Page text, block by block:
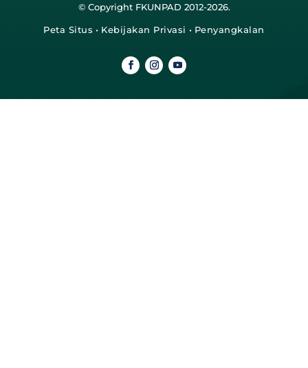
© Copyright FKUNPAD 2012-2026.
Peta Situs • Kebijakan Privasi • Penyangkalan